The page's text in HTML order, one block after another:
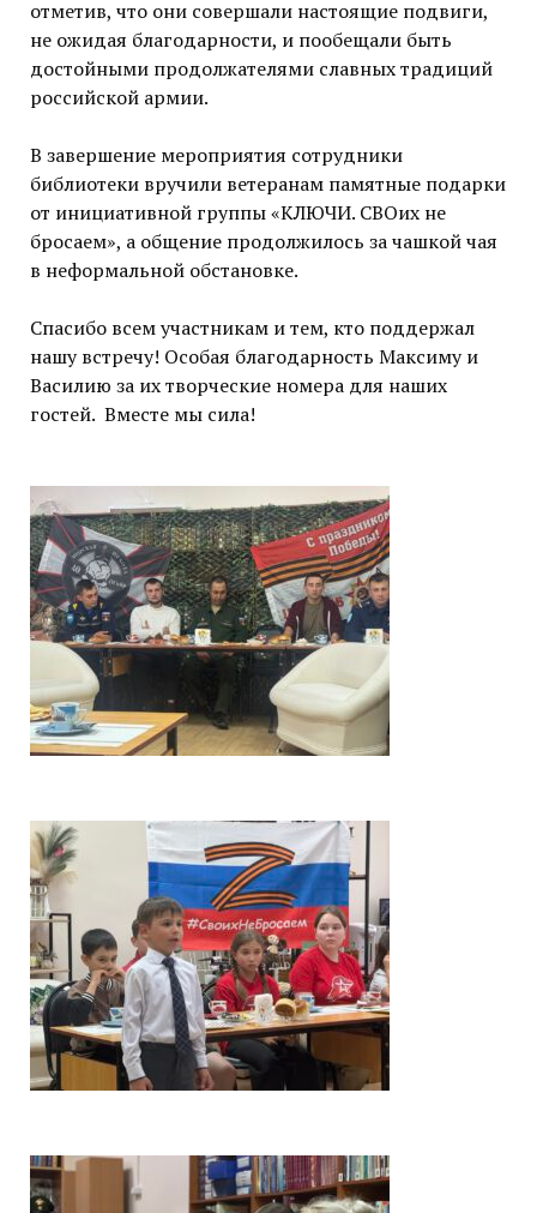
отметив, что они совершали настоящие подвиги,
не ожидая благодарности, и пообещали быть
достойными продолжателями славных традиций
российской армии.
В завершение мероприятия сотрудники
библиотеки вручили ветеранам памятные подарки
от инициативной группы «КЛЮЧИ. СВОих не
бросаем», а общение продолжилось за чашкой чая
в неформальной обстановке.
Спасибо всем участникам и тем, кто поддержал
нашу встречу! Особая благодарность Максиму и
Василию за их творческие номера для наших
гостей. Вместе мы сила!